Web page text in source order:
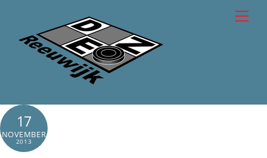
content
17
NOVEMBER
2013